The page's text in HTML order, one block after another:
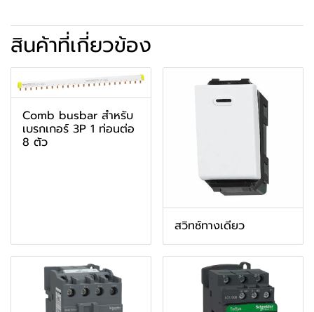
สินค้าที่เกี่ยวข้อง
Comb busbar สำหรับ
เบรกเกอร์ 3P 1 ท่อนต่อ
8 ตัว
สวิทช์ทางเดียว